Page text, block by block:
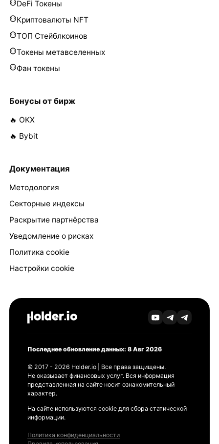
DeFi Токены
Криптовалюты NFT
ТОП Стейблкоинов
Токены метавселенных
Фан токены
Бонусы от бирж
🔥 OKX
🔥 Bybit
Документация
Методология
Секторные индексы
Раскрытие партнёрства
Уведомление о рисках
Политика cookie
Настройки cookie
Последнее обновление данных: 8 Авг 2026
© 2017 - 2026 Holder.io | Все права защищены.
Не оказывает финансовых услуг. Вся информация
представленная на сайте носит ознакомительный
характер.
На сайте используются cookie для сбора статической
информации.
Политика конфиденциальности